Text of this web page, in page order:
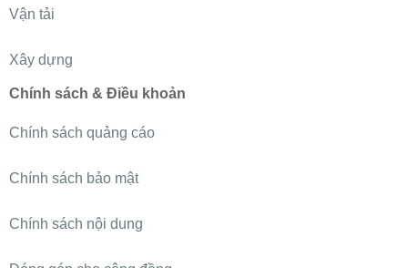
Vận tải
Xây dựng
Chính sách & Điều khoản
Chính sách quảng cáo
Chính sách bảo mật
Chính sách nội dung